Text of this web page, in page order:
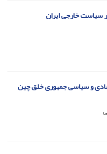
سیاست خارجی ایران
و سیاسی جمهوری خلق چین